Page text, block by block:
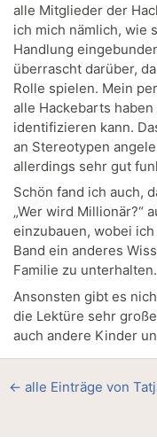
alle Mitglieder der
ich mich nämlich, wie
Handlung
überrascht darüber,
Rolle spielen. Mein
alle Hackebarts
identifizieren kann.
an Stereotypen
allerdings sehr gut
Schön fand ich auch,
„Wer wird Millionär?“
einzubauen, wobei
Band ein anderes
Familie zu unterhalten.
Ansonsten gibt es
die Lektüre sehr
auch andere Kinder
← alle Einträge von